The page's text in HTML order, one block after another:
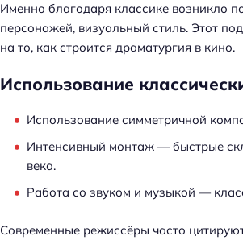
Именно благодаря классике возникло
персонажей, визуальный стиль. Этот
на то, как строится драматургия в кино.
Использование
Использование симметричной
Интенсивный монтаж — быстрые
века.
Работа со звуком и музыкой —
Современные режиссёры часто